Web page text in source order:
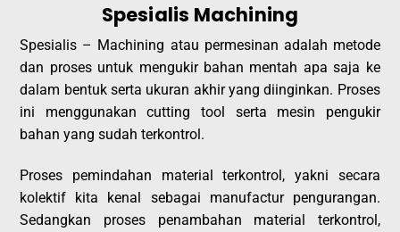
Spesialis Machining
Spesialis – Machining atau permesinan adalah metode
dan proses untuk mengukir bahan mentah apa saja ke
dalam bentuk serta ukuran akhir yang diinginkan. Proses
ini menggunakan cutting tool serta mesin pengukir
bahan yang sudah terkontrol.
Proses pemindahan material terkontrol, yakni secara
kolektif kita kenal sebagai manufactur pengurangan.
Sedangkan proses penambahan material terkontrol,